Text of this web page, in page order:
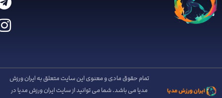
تمام حقوق مادی و معنوی این سایت متعلق به ایران ورزش
مدیا می باشد. شما می توانید از سایت ایران ورزش مدیا در